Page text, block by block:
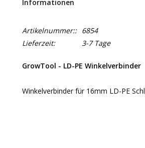
Informationen
Artikelnummer::
6854
Lieferzeit:
3-7 Tage
GrowTool - LD-PE Winkelverbinder
Winkelverbinder für 16mm LD-PE